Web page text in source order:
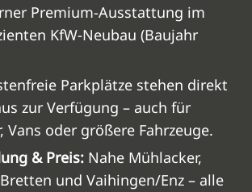
Premium-Ausstattung im
KfW-Neubau (Baujahr
Parkplätze stehen direkt
zur Verfügung – auch für
Vans oder größere Fahrzeuge.
& Preis: Nahe Mühlacker,
und Vaihingen/Enz – alle